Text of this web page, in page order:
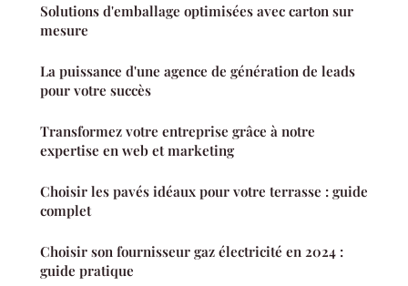
Solutions d'emballage optimisées avec carton sur
mesure
La puissance d'une agence de génération de leads
pour votre succès
Transformez votre entreprise grâce à notre
expertise en web et marketing
Choisir les pavés idéaux pour votre terrasse : guide
complet
Choisir son fournisseur gaz électricité en 2024 :
guide pratique